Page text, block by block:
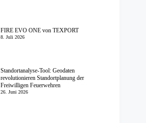
FIRE EVO ONE von TEXPORT
8. Juli 2026
Standortanalyse-Tool: Geodaten
revolutionieren Standortplanung der
Freiwilligen Feuerwehren
26. Juni 2026